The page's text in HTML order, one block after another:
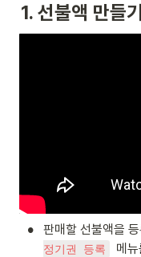
1. 선불액 만들기
• 판매할 선불액을
정기권 등록
메